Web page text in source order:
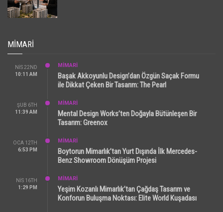
MIMARI
NIS 22ND
10:11 AM
MİMARİ
Başak Akkoyunlu Design’dan Özgün Saçak Formu
ile Dikkat Çeken Bir Tasarım: The Pearl
ŞUB 6TH
11:39 AM
MİMARİ
Mental Design Works’ten Doğayla Bütünleşen Bir
Tasarım: Greenox
OCA 12TH
6:53 PM
MİMARİ
Boytorun Mimarlık’tan Yurt Dışında İlk Mercedes-
Benz Showroom Dönüşüm Projesi
NIS 16TH
1:29 PM
MİMARİ
Yeşim Kozanlı Mimarlık’tan Çağdaş Tasarım ve
Konforun Buluşma Noktası: Elite World Kuşadası